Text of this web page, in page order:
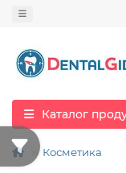
Каталог
Косметика